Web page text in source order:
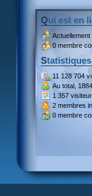
Qui est en
Actuellement
0 membre
Statistiques
11 128 704
Au total,
1 357
2 membres
0 membre